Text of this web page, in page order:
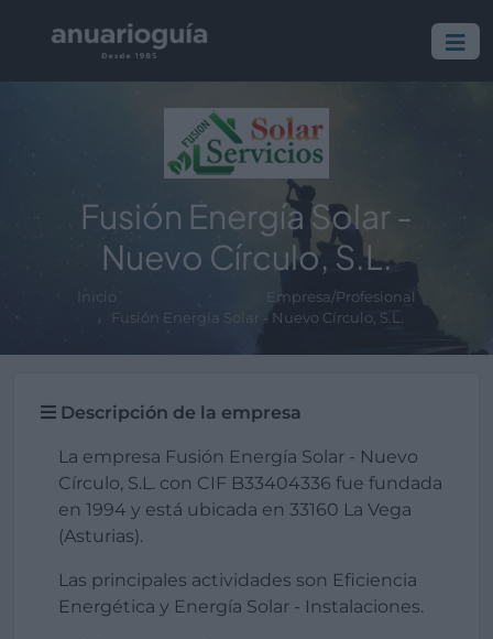
Fusión Energía Solar -
Nuevo Círculo, S.L.
Inicio
Empresa/Profesional
Fusión Energía Solar - Nuevo Círculo, S.L.
Descripción de la empresa
La empresa Fusión Energía Solar - Nuevo
Círculo, S.L. con CIF B33404336 fue fundada
en 1994 y está ubicada en 33160 La Vega
(Asturias).
Las principales actividades son Eficiencia
Energética y Energía Solar - Instalaciones.